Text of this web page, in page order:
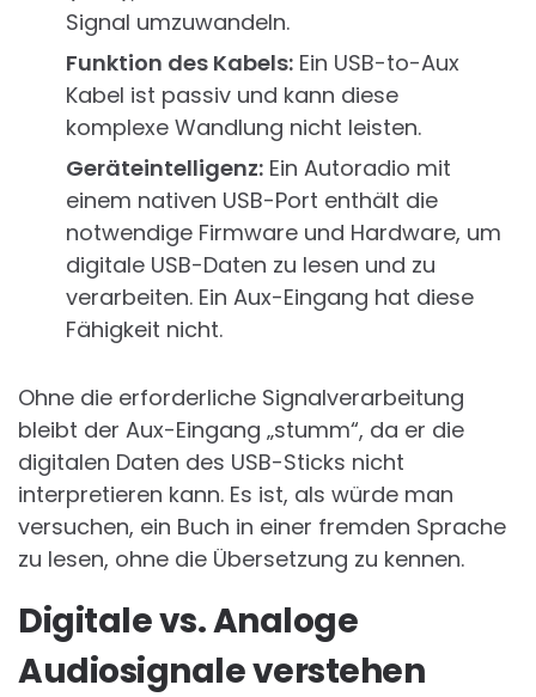
Signal umzuwandeln.
Funktion des Kabels: Ein USB-to-Aux
Kabel ist passiv und kann diese
komplexe Wandlung nicht leisten.
Geräteintelligenz: Ein Autoradio mit
einem nativen USB-Port enthält die
notwendige Firmware und Hardware, um
digitale USB-Daten zu lesen und zu
verarbeiten. Ein Aux-Eingang hat diese
Fähigkeit nicht.
Ohne die erforderliche Signalverarbeitung
bleibt der Aux-Eingang „stumm“, da er die
digitalen Daten des USB-Sticks nicht
interpretieren kann. Es ist, als würde man
versuchen, ein Buch in einer fremden Sprache
zu lesen, ohne die Übersetzung zu kennen.
Digitale vs. Analoge
Audiosignale verstehen